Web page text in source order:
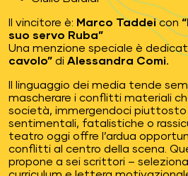
Il vincitore è: Marco Taddeicon
suo servo Ruba”
Una menzione speciale è
cavolo” di Alessandra Comi.
Il linguaggio dei media tende
mascherare i conflitti materiali
società, immergendoci piuttosto
sentimentali, fatalistiche o
teatro oggi offre l’ardua
conflitti al centro della scena.
propone a sei scrittori –